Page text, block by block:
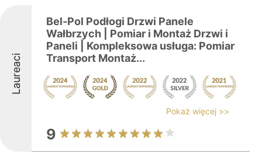
Laureaci
Bel-Pol Podłogi Drzwi Panele
Wałbrzych | Pomiar i Montaż Drzwi i
Paneli | Kompleksowa usługa: Pomiar
Transport Montaż...
Pokaż więcej >>
9